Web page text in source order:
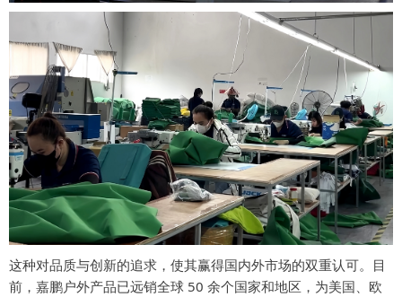
这种对品质与创新的追求，使其赢得国内外市场的双重认可。目
前，嘉鹏户外产品已远销全球 50 余个国家和地区，为美国、欧